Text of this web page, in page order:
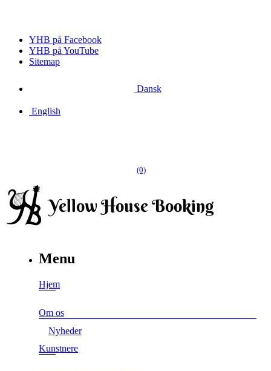
YHB på Facebook
YHB på YouTube
Sitemap
Dansk
English
(0)
Menu
Hjem
Om os
Nyheder
Kunstnere